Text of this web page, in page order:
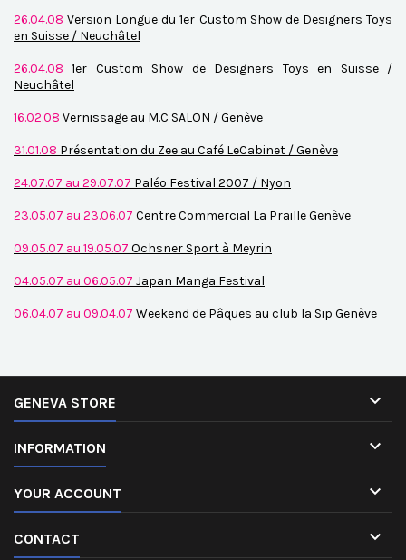
26.04.08 Version Longue du 1er Custom Show de Designers Toys
en Suisse / Neuchâtel
26.04.08
1er Custom Show de Designers Toys en Suisse /
Neuchâtel
16.02.08 Vernissage au M.C SALON / Genève
31.01.08 Présentation du Zee au Café LeCabinet / Genève
24.07.07 au 29.07.07 Paléo Festival 2007 / Nyon
23.05.07 au 23.06.07 Centre Commercial La Praille Genève
09.05.07 au 19.05.07 Ochsner Sport à Meyrin
04.05.07 au 06.05.07 Japan Manga Festival
06.04.07 au 09.04.07 Weekend de Pâques au club la Sip Genève
GENEVA STORE 
INFORMATION 
YOUR ACCOUNT 
CONTACT 